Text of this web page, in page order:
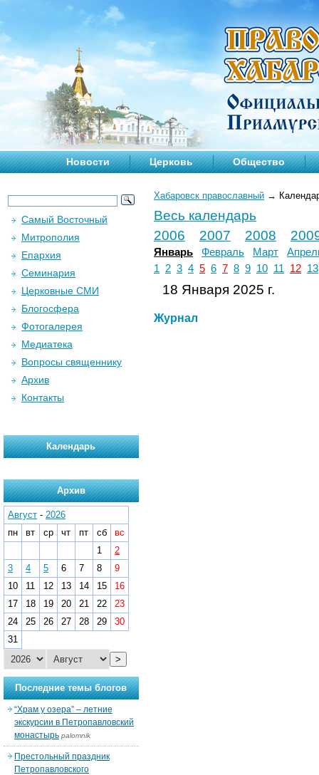
Новости Церковь Общество
Хабаровск православный →
Весь календарь
2006
2007 2008
Январь Февраль Март
1
2 3 4 5 6 7 8 9 10 11 12 13
18 Января 2025 г.
Журнал
Самый Восточный
Митрополия
Епархия
Семинария
Церковные СМИ
Блогосфера
Фотогалерея
Медиатека
Вопросы священнику
Архив
Контакты
Календарь
Архив
Август - 2026
пн
вт ср чт пт сб
вс
1
2
3
4 5 6 7 8
9
10
11 12 13 14 15
16
17
18 19 20 21 22
23
24
25 26 27 28 29
30
31
>
Последние темы блогов
“Храм у озера” – летние
экскурсии в Петропавловский
монастырь palomnik
Престольный праздник
Петропавловского